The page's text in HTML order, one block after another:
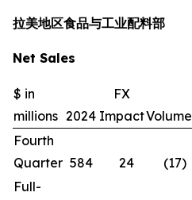
拉美地区食品与工业配料部
Net Sales
$ in
millions 2024
FX
ImpactVolume
Fourth
Quarter 584 24 (17)
Full-